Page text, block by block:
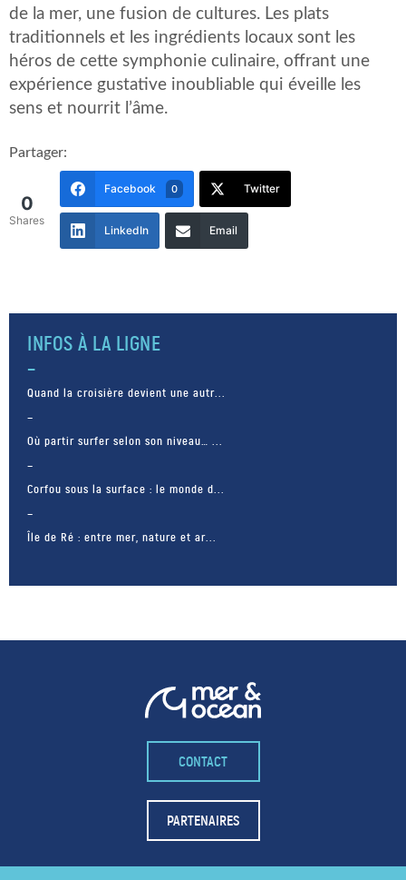
de la mer, une fusion de cultures. Les plats
traditionnels et les ingrédients locaux sont les
héros de cette symphonie culinaire, offrant une
expérience gustative inoubliable qui éveille les
sens et nourrit l’âme.
Partager:
0
Shares
Facebook 0 Twitter
LinkedIn Email
INFOS À LA LIGNE
Quand la croisière devient une autr...
Où partir surfer selon son niveau… ...
Corfou sous la surface : le monde d...
Île de Ré : entre mer, nature et ar...
– FACEBOOK –
POUR LIKER
TA MER
CONTACT
PARTENAIRES